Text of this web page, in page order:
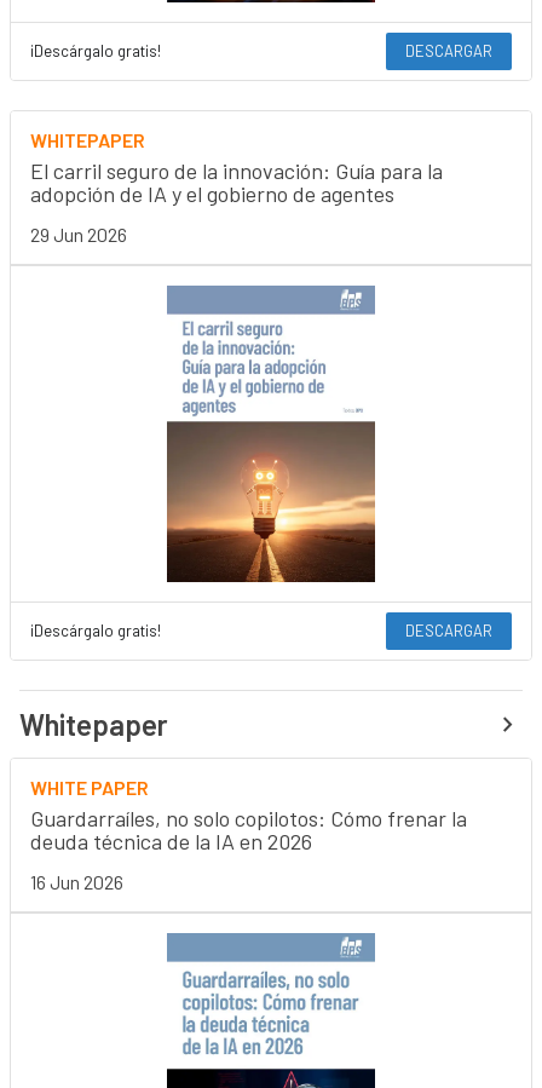
¡Descárgalo gratis! DESCARGAR
WHITEPAPER
El carril seguro de la innovación: Guía para la
adopción de IA y el gobierno de agentes
29 Jun 2026
¡Descárgalo gratis! DESCARGAR
Whitepaper
WHITE PAPER
Guardarraíles, no solo copilotos: Cómo frenar la
deuda técnica de la IA en 2026
16 Jun 2026